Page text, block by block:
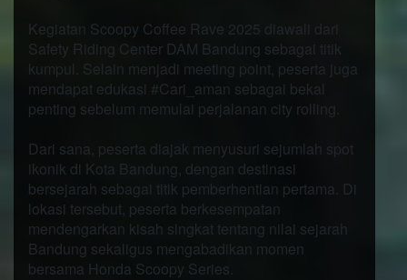
Kegiatan Scoopy Coffee Rave 2025 diawali dari
Safety Riding Center DAM Bandung sebagai titik
kumpul. Selain menjadi meeting point, peserta juga
mendapat edukasi #Cari_aman sebagai bekal
penting sebelum memulai perjalanan city rolling.
Dari sana, peserta diajak menyusuri sejumlah spot
ikonik di Kota Bandung, dengan destinasi
bersejarah sebagai titik pemberhentian pertama. Di
lokasi tersebut, peserta berkesempatan
mendengarkan kisah singkat tentang nilai sejarah
Bandung sekaligus mengabadikan momen
bersama Honda Scoopy Series.